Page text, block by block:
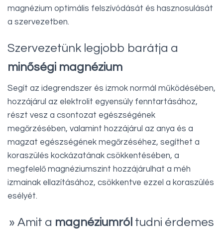
magnézium optimális felszívódását és hasznosulását
a szervezetben.
Szervezetünk legjobb barátja a
minőségi magnézium
Segít az idegrendszer és izmok normál működésében,
hozzájárul az elektrolit egyensúly fenntartásához,
részt vesz a csontozat egészségének
megőrzésében, valamint hozzájárul az anya és a
magzat egészségének megőrzéséhez, segíthet a
koraszülés kockázatának csökkentésében, a
megfelelő magnéziumszint hozzájárulhat a méh
izmainak ellazításához, csökkentve ezzel a koraszülés
esélyét.
» Amit a magnéziumról tudni érdemes